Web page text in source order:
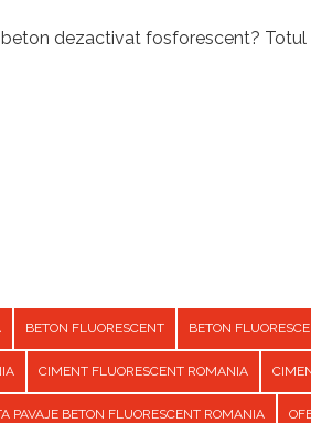
dezactivat fosforescent?
BETON FLUORESCENT BETON
CIMENT FLUORESCENT ROMANIA
PAVAJE BETON FLUORESCENT ROMANIA